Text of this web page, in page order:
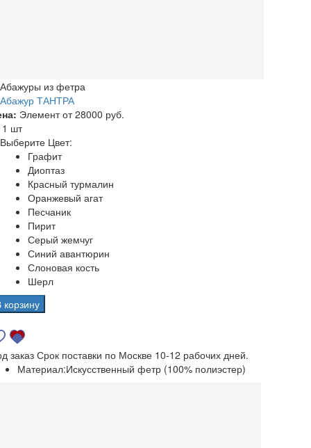
Абажуры из фетра
Абажур ТАНТРА
Элемент от 28000 руб.
1 шт
Выберите Цвет:
Графит
Диоптаз
Красный турмалин
Оранжевый агат
Песчаник
Пирит
Серый жемчуг
Синий авантюрин
Слоновая кость
Шерл
корзину
заказ Срок поставки по Москве 10-12 рабочих дней.
Материал:Искусственный фетр (100% полиэстер)